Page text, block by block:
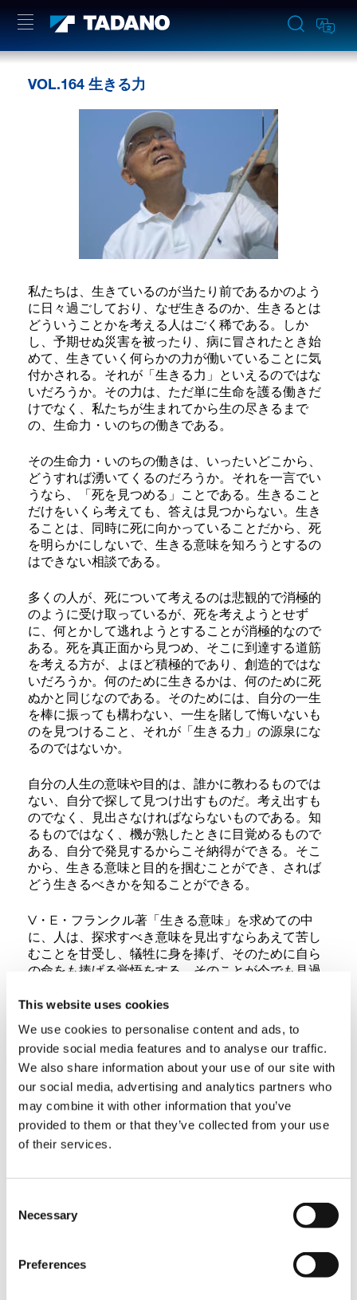
This website uses cookies
We use cookies to personalise content and ads, to
provide social media features and to analyse our traffic.
We also share information about your use of our site with
our social media, advertising and analytics partners who
may combine it with other information that you’ve
provided to them or that they’ve collected from your use
of their services.
Selection
Necessary
Preferences
VOL.164 生きる力
私たちは、生きているのが当たり前であるかのよう
に日々過ごしており、なぜ生きるのか、生きるとは
どういうことかを考える人はごく稀である。しか
し、予期せぬ災害を被ったり、病に冒されたとき始
めて、生きていく何らかの力が働いていることに気
付かされる。それが「生きる力」といえるのではな
いだろうか。その力は、ただ単に生命を護る働きだ
けでなく、私たちが生まれてから生の尽きるまで
の、生命力・いのちの働きである。
その生命力・いのちの働きは、いったいどこから、
どうすれば湧いてくるのだろうか。それを一言でい
うなら、「死を見つめる」ことである。生きること
だけをいくら考えても、答えは見つからない。生き
ることは、同時に死に向かっていることだから、死
を明らかにしないで、生きる意味を知ろうとするの
はできない相談である。
多くの人が、死について考えるのは悲観的で消極的
のように受け取っているが、死を考えようとせず
に、何とかして逃れようとすることが消極的なので
ある。死を真正面から見つめ、そこに到達する道筋
を考える方が、よほど積極的であり、創造的ではな
いだろうか。何のために生きるかは、何のために死
ぬかと同じなのである。そのためには、自分の一生
を棒に振っても構わない、一生を賭して悔いないも
のを見つけること、それが「生きる力」の源泉にな
るのではないか。
自分の人生の意味や目的は、誰かに教わるものでは
ない、自分で探して見つけ出すものだ。考え出すも
のでなく、見出さなければならないものである。知
るものではなく、機が熟したときに目覚めるもので
ある、自分で発見するからこそ納得ができる。そこ
から、生きる意味と目的を掴むことができ、されば
どう生きるべきかを知ることができる。
V・E・フランクル著「生きる意味」を求めての中
に、人は、探求すべき意味を見出すならあえて苦し
むことを甘受し、犠牲に身を捧げ、そのために自ら
の命をも捧げる覚悟をする。そのことが今でも見過
命を懸けたいと思うような意味が存在しないとき、
たとえ人間の欲求すべてが満たされていても、人は
敢えて苦しむことも覚悟の上で、意味へ向かおうと
するものなのである、と述べている。
生きるということは、ただ単に生き永らえることで
はない。この命をどう生かすかであり、なにかに命
を懸けることである。だから、命の最高の喜びは、
命を懸けても惜しくない対象と出会うことにある。
が生きることであり、この問いに答えるのが人生で
ある。
死はすべての人間に必ず訪れるものである。しか
し、死がいつか必ず来るものと思っている限り、人